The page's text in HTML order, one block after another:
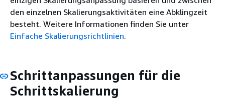
den einzelnen Skalierungsaktivitäten eine Abklingzeit
besteht. Weitere Informationen finden Sie unter
Einfache Skalierungsrichtlinien.
Schrittanpassungen für die
Schrittskalierung